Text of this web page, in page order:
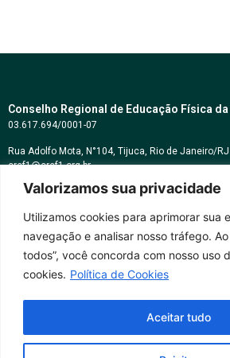
Valorizamos sua privacidade
Utilizamos cookies para aprimorar sua
navegação e analisar nosso tráfego.
todos”, você concorda com nosso uso
cookies. Política de Cookies
Aceitar tudo
Conselho Regional de Educação Física da
03.617.694/0001-07
Rua Adolfo Mota, N°104, Tijuca, Rio de Janeiro/
cref1@cref1.org.br
Assessoria de comunicação:
Horários de atendimento:
Whatsapp: (21) 2569-2398